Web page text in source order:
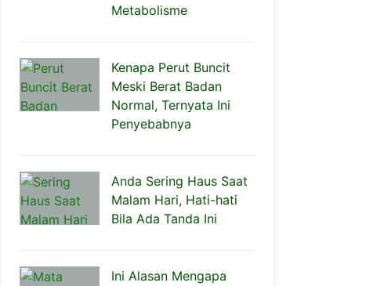
Metabolisme
Kenapa Perut Buncit
Meski Berat Badan
Normal, Ternyata Ini
Penyebabnya
Anda Sering Haus Saat
Malam Hari, Hati-hati
Bila Ada Tanda Ini
Ini Alasan Mengapa